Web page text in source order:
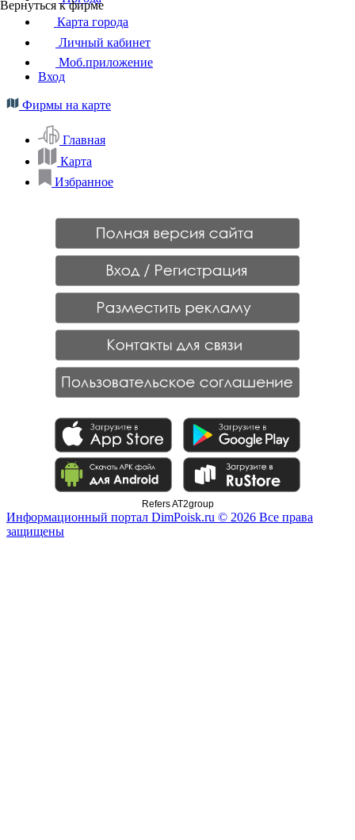
Вернуться к фирме
Карта города
Личный кабинет
Моб.приложение
Вход
Фирмы на карте
Главная
Карта
Избранное
Refers AT2group
Информационный портал DimPoisk.ru © 2026 Все права
защищены